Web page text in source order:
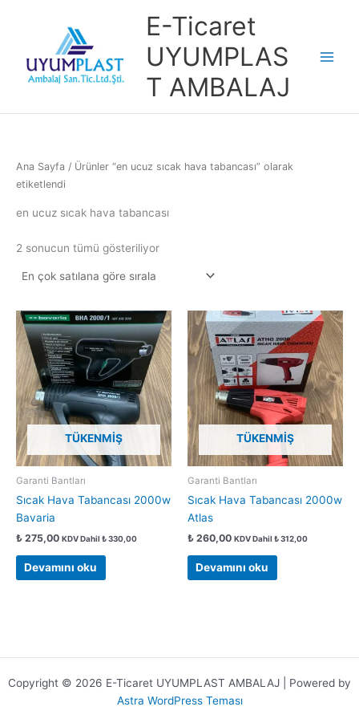
E-Ticaret
UYUMPLAS
T AMBALAJ
Ana Sayfa / Ürünler “en ucuz sıcak hava tabancası” olarak
etiketlendi
en ucuz sıcak hava tabancası
2 sonucun tümü gösteriliyorPopülerliğe
TÜKENMIŞ
Garanti Bantları
Sıcak Hava Tabancası 2000w
Bavaria
₺ 275,00 KDV Dahil ₺330,00
Devamını oku
TÜKENMIŞ
Garanti Bantları
Sıcak Hava Tabancası 2000w
Atlas
₺ 260,00 KDV Dahil ₺312,00
Devamını oku
Copyright © 2026 E-Ticaret UYUMPLAST AMBALAJ | Powered by
Astra WordPress Teması